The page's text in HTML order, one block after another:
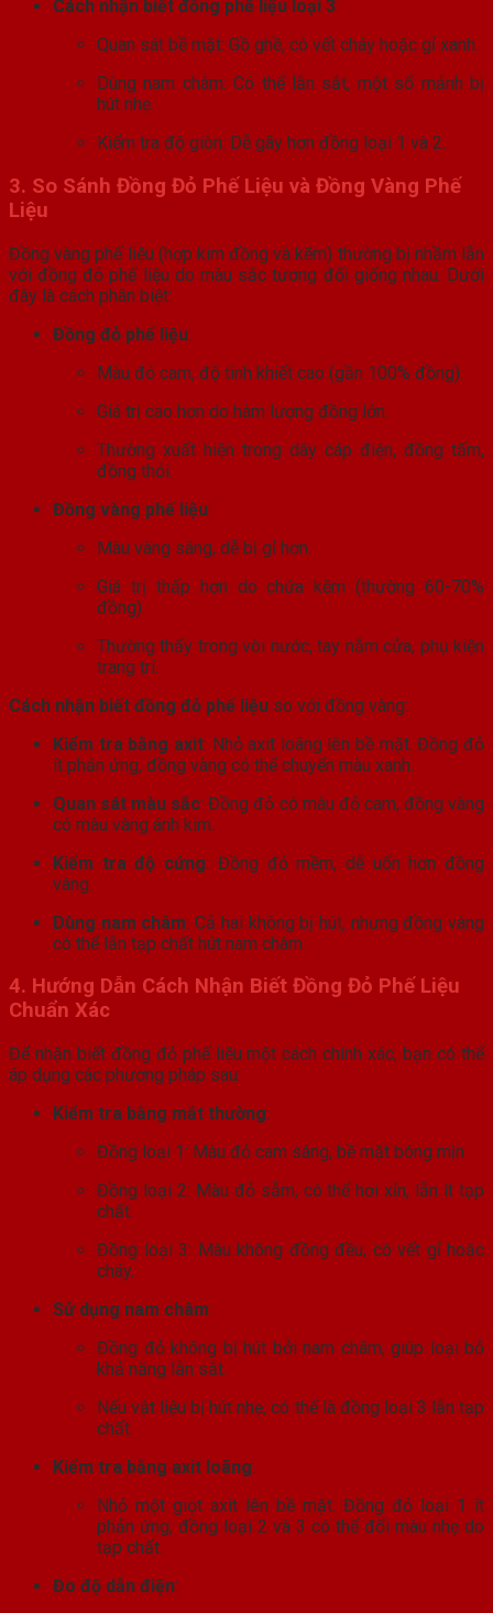
Cách nhận biết đồng phế liệu loại 3:
Quan sát bề mặt: Gồ ghề, có vết cháy hoặc gỉ xanh.
Dùng nam châm: Có thể lẫn sắt, một số mảnh bị
hút nhẹ.
Kiểm tra độ giòn: Dễ gãy hơn đồng loại 1 và 2.
3. So Sánh Đồng Đỏ Phế Liệu và Đồng Vàng Phế
Liệu
Đồng vàng phế liệu (hợp kim đồng và kẽm) thường bị nhầm lẫn
với đồng đỏ phế liệu do màu sắc tương đối giống nhau. Dưới
đây là cách phân biệt:
Đồng đỏ phế liệu:
Màu đỏ cam, độ tinh khiết cao (gần 100% đồng).
Giá trị cao hơn do hàm lượng đồng lớn.
Thường xuất hiện trong dây cáp điện, đồng tấm,
đồng thỏi.
Đồng vàng phế liệu:
Màu vàng sáng, dễ bị gỉ hơn.
Giá trị thấp hơn do chứa kẽm (thường 60-70%
đồng).
Thường thấy trong vòi nước, tay nắm cửa, phụ kiện
trang trí.
Cách nhận biết đồng đỏ phế liệu so với đồng vàng:
Kiểm tra bằng axit: Nhỏ axit loãng lên bề mặt. Đồng đỏ
ít phản ứng, đồng vàng có thể chuyển màu xanh.
Quan sát màu sắc: Đồng đỏ có màu đỏ cam, đồng vàng
có màu vàng ánh kim.
Kiểm tra độ cứng: Đồng đỏ mềm, dễ uốn hơn đồng
vàng.
Dùng nam châm: Cả hai không bị hút, nhưng đồng vàng
có thể lẫn tạp chất hút nam châm.
4. Hướng Dẫn Cách Nhận Biết Đồng Đỏ Phế Liệu
Chuẩn Xác
Để nhận biết đồng đỏ phế liệu một cách chính xác, bạn có thể
áp dụng các phương pháp sau:
Kiểm tra bằng mắt thường:
Đồng loại 1: Màu đỏ cam sáng, bề mặt bóng mịn.
Đồng loại 2: Màu đỏ sẫm, có thể hơi xỉn, lẫn ít tạp
chất.
Đồng loại 3: Màu không đồng đều, có vết gỉ hoặc
cháy.
Sử dụng nam châm:
Đồng đỏ không bị hút bởi nam châm, giúp loại bỏ
khả năng lẫn sắt.
Nếu vật liệu bị hút nhẹ, có thể là đồng loại 3 lẫn tạp
chất.
Kiểm tra bằng axit loãng:
Nhỏ một giọt axit lên bề mặt. Đồng đỏ loại 1 ít
phản ứng, đồng loại 2 và 3 có thể đổi màu nhẹ do
tạp chất.
Đo độ dẫn điện: